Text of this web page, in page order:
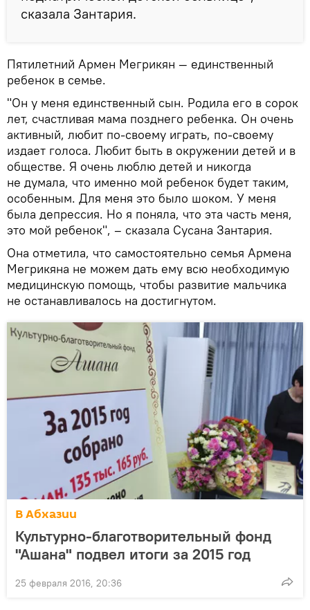
сказала Зантария.
Пятилетний Армен Мегрикян — единственный
ребенок в семье.
"Он у меня единственный сын. Родила его в сорок
лет, счастливая мама позднего ребенка. Он очень
активный, любит по-своему играть, по-своему
издает голоса. Любит быть в окружении детей и в
обществе. Я очень люблю детей и никогда
не думала, что именно мой ребенок будет таким,
особенным. Для меня это было шоком. У меня
была депрессия. Но я поняла, что эта часть меня,
это мой ребенок", – сказала Сусана Зантария.
Она отметила, что самостоятельно семья Армена
Мегрикяна не можем дать ему всю необходимую
медицинскую помощь, чтобы развитие мальчика
не останавливалось на достигнутом.
В Абхазии
Культурно-благотворительный фонд
"Ашана" подвел итоги за 2015 год
25 февраля 2016, 20:36